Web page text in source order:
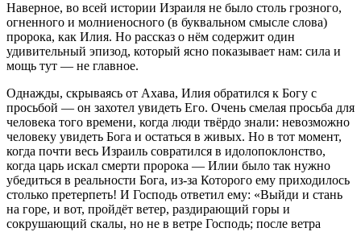
Наверное, во всей истории Израиля не было столь грозного,
огненного и молниеносного (в буквальном смысле слова)
пророка, как Илия. Но рассказ о нём содержит один
удивительный эпизод, который ясно показывает нам: сила и
мощь тут — не главное.
Однажды, скрываясь от Ахава, Илия обратился к Богу с
просьбой — он захотел увидеть Его. Очень смелая просьба для
человека того времени, когда люди твёрдо знали: невозможно
человеку увидеть Бога и остаться в живых. Но в тот момент,
когда почти весь Израиль совратился в идолопоклонство,
когда царь искал смерти пророка — Илии было так нужно
убедиться в реальности Бога, из-за Которого ему приходилось
столько претерпеть! И Господь ответил ему: «Выйди и стань
на горе, и вот, пройдёт ветер, раздирающий горы и
сокрушающий скалы, но не в ветре Господь; после ветра